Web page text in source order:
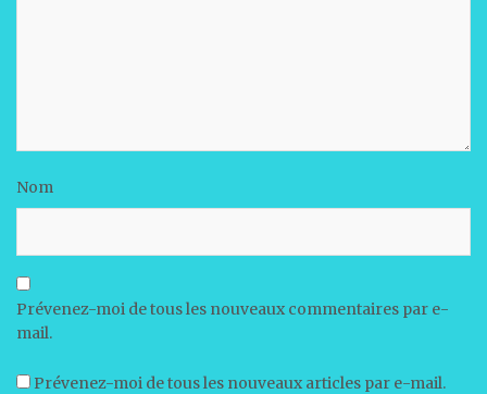
Nom
Prévenez-moi de tous les nouveaux commentaires par e-
mail.
Prévenez-moi de tous les nouveaux articles par e-mail.